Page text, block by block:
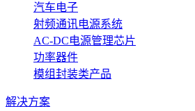
汽车电子
射频通讯电源系统
AC-DC电源管理芯片
功率器件
模组封装类产品
解决方案